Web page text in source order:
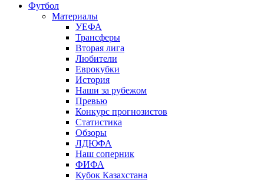
Футбол
Материалы
УЕФА
Трансферы
Вторая лига
Любители
Еврокубки
История
Наши за рубежом
Превью
Конкурс прогнозистов
Статистика
Обзоры
ЛДЮФА
Наш соперник
ФИФА
Кубок Казахстана